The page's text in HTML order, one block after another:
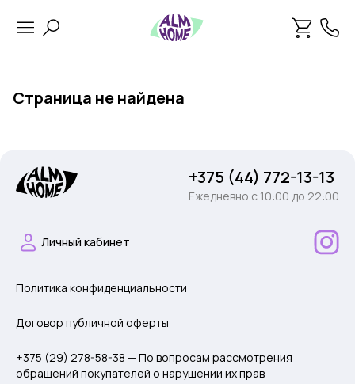
Страница не найдена
+375 (44) 772-13-13
Ежедневно c 10:00 до 22:00
Личный кабинет
Политика конфиденциальности
Договор публичной оферты
+375 (29) 278-58-38 — По вопросам рассмотрения
обращений покупателей о нарушении их прав